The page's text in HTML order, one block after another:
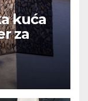
kuća
za